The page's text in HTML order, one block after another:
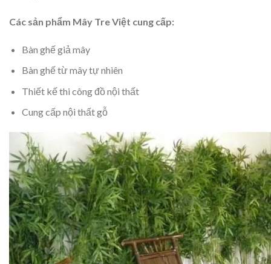
Các sản phẩm Mây Tre Việt cung cấp:
Bàn ghế giả mây
Bàn ghế từ mây tự nhiên
Thiết kế thi công đồ nội thất
Cung cấp nội thất gỗ